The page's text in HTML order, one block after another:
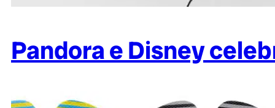
Pandora e Disney